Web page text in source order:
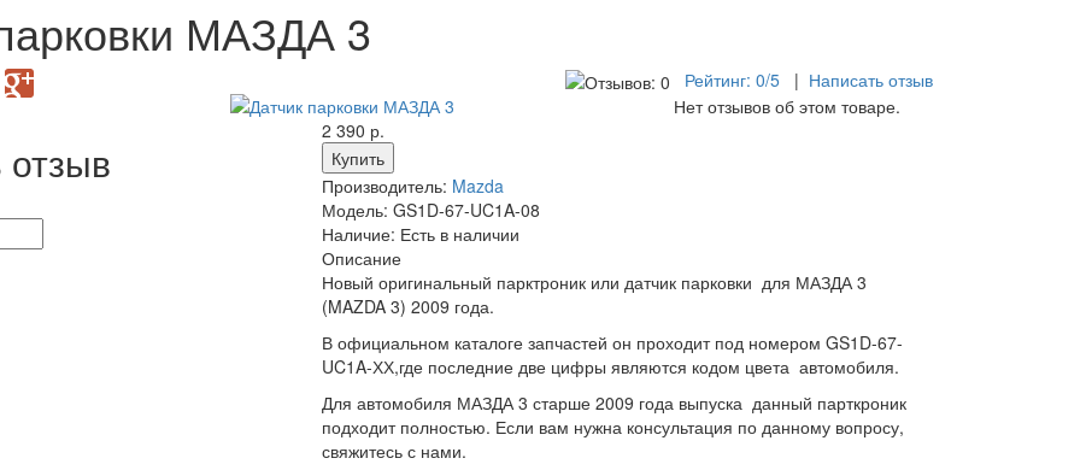
МАЗДА 3
Рейтинг: 0/5 | Написать отзыв
2 390 р.
Производитель: Mazda
Модель: GS1D-67-UC1A-08
Наличие: Есть в наличии
Описание
Новый оригинальный парктроник или датчик парковки для МАЗДА 3
(MAZDA 3) 2009 года.
В официальном каталоге запчастей он проходит под номером GS1D-67-
UC1A-ХХ,где последние две цифры являются кодом цвета автомобиля.
Для автомобиля МАЗДА 3 старше 2009 года выпуска данный парткроник
подходит полностью. Если вам нужна консультация по данному вопросу,
свяжитесь с нами.
Нет отзывов об этом товаре.